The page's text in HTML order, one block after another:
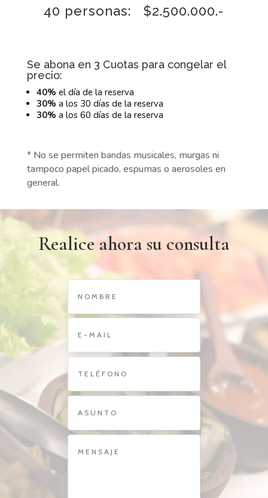
40 personas: $2.500.000.-
Se abona en 3 Cuotas para congelar el
precio:
40% el día de la reserva
30% a los 30 días de la reserva
30% a los 60 días de la reserva
* No se permiten bandas musicales, murgas ni
tampoco papel picado, espumas o aerosoles en
general.
Realice ahora su consulta